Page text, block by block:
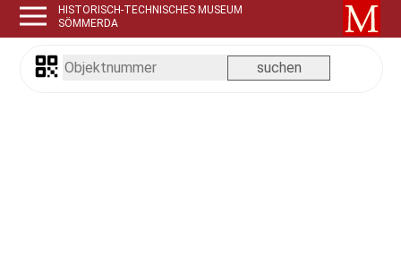
HISTORISCH-TECHNISCHES MUSEUM
SÖMMERDA